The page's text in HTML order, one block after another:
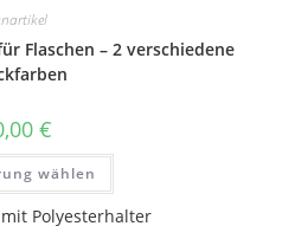
Flaschen – 2 verschiedene
€
wählen
Dieses
weist
mehrere
Varianten